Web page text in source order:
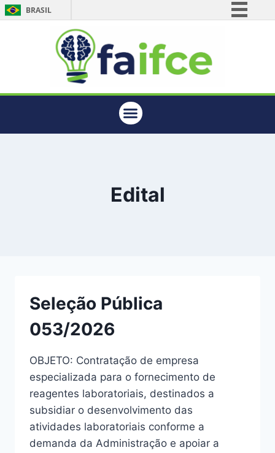
BRASIL
Participe
Edital
Seleção Pública
053/2026
OBJETO: Contratação de empresa
especializada para o fornecimento de
reagentes laboratoriais, destinados a
subsidiar o desenvolvimento das
atividades laboratoriais conforme a
demanda da Administração e apoiar a